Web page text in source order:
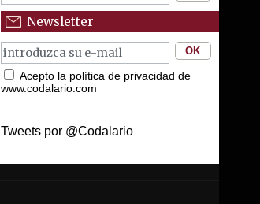
Newsletter
Acepto la política de privacidad de
www.codalario.com
Tweets por @Codalario